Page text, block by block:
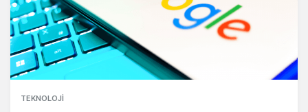
TEKNOLOJI